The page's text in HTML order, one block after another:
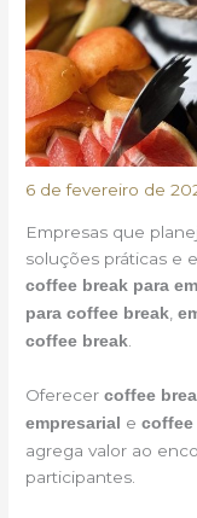
6 de fevereiro de
Empresas que
soluções práticas e
coffee break para
para coffee break ,
coffee break
Oferecercoffee
empresarial ecoffee
agrega valor ao
participantes.